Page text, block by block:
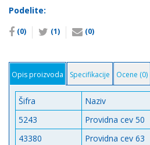
Podelite:
(0) (1) (0)
Opis proizvoda Specifikacije Ocene (0)
Šifra
Naziv
5243
Providna cev 50
43380
Providna cev 63